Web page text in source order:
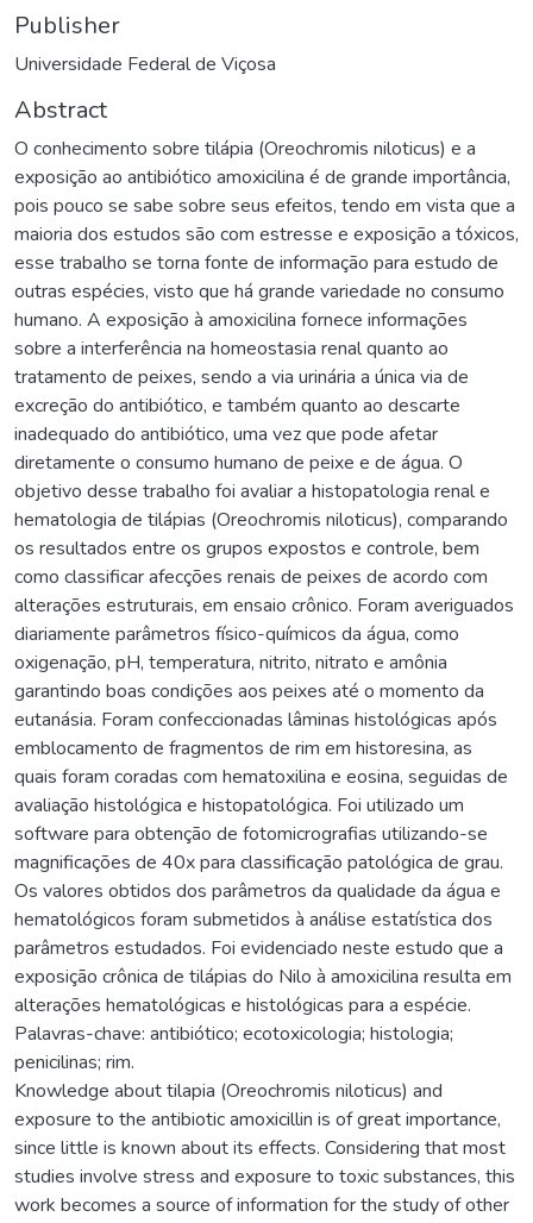
Publisher
Universidade Federal de Viçosa
Abstract
O conhecimento sobre tilápia (Oreochromis niloticus) e a
exposição ao antibiótico amoxicilina é de grande importância,
pois pouco se sabe sobre seus efeitos, tendo em vista que a
maioria dos estudos são com estresse e exposição a tóxicos,
esse trabalho se torna fonte de informação para estudo de
outras espécies, visto que há grande variedade no consumo
humano. A exposição à amoxicilina fornece informações
sobre a interferência na homeostasia renal quanto ao
tratamento de peixes, sendo a via urinária a única via de
excreção do antibiótico, e também quanto ao descarte
inadequado do antibiótico, uma vez que pode afetar
diretamente o consumo humano de peixe e de água. O
objetivo desse trabalho foi avaliar a histopatologia renal e
hematologia de tilápias (Oreochromis niloticus), comparando
os resultados entre os grupos expostos e controle, bem
como classificar afecções renais de peixes de acordo com
alterações estruturais, em ensaio crônico. Foram averiguados
diariamente parâmetros físico-químicos da água, como
oxigenação, pH, temperatura, nitrito, nitrato e amônia
garantindo boas condições aos peixes até o momento da
eutanásia. Foram confeccionadas lâminas histológicas após
emblocamento de fragmentos de rim em historesina, as
quais foram coradas com hematoxilina e eosina, seguidas de
avaliação histológica e histopatológica. Foi utilizado um
software para obtenção de fotomicrografias utilizando-se
magnificações de 40x para classificação patológica de grau.
Os valores obtidos dos parâmetros da qualidade da água e
hematológicos foram submetidos à análise estatística dos
parâmetros estudados. Foi evidenciado neste estudo que a
exposição crônica de tilápias do Nilo à amoxicilina resulta em
alterações hematológicas e histológicas para a espécie.
Palavras-chave: antibiótico; ecotoxicologia; histologia;
penicilinas; rim.
Knowledge about tilapia (Oreochromis niloticus) and
exposure to the antibiotic amoxicillin is of great importance,
since little is known about its effects. Considering that most
studies involve stress and exposure to toxic substances, this
work becomes a source of information for the study of other